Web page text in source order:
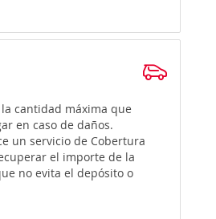
cantidad máxima que
en caso de daños.
un servicio de Cobertura
el importe de la
no evita el depósito o